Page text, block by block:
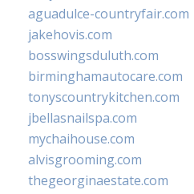
aguadulce-countryfair.com
jakehovis.com
bosswingsduluth.com
birminghamautocare.com
tonyscountrykitchen.com
jbellasnailspa.com
mychaihouse.com
alvisgrooming.com
thegeorginaestate.com